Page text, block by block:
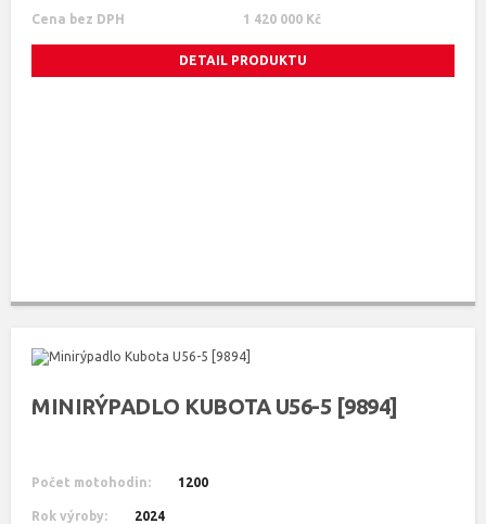
Cena bez DPH 1 420 000 Kč
DETAIL PRODUKTU
MINIRÝPADLO KUBOTA U56-5 [9894]
Počet motohodin: 1200
Rok výroby: 2024